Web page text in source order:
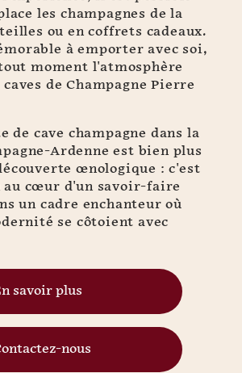
les champagnes de la
ou en coffrets cadeaux.
à emporter avec soi,
moment l'atmosphère
de Champagne Pierre
de cave champagne dans la
Ardenne est bien plus
œnologique : c'est
au cœur d'un savoir-faire
un cadre enchanteur où
se côtoient avec
savoir plus
nous